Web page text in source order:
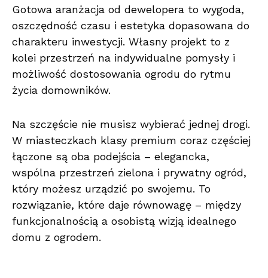
Gotowa aranżacja od dewelopera to wygoda,
oszczędność czasu i estetyka dopasowana do
charakteru inwestycji. Własny projekt to z
kolei przestrzeń na indywidualne pomysły i
możliwość dostosowania ogrodu do rytmu
życia domowników.
Na szczęście nie musisz wybierać jednej drogi.
W miasteczkach klasy premium coraz częściej
łączone są oba podejścia – elegancka,
wspólna przestrzeń zielona i prywatny ogród,
który możesz urządzić po swojemu. To
rozwiązanie, które daje równowagę – między
funkcjonalnością a osobistą wizją idealnego
domu z ogrodem.